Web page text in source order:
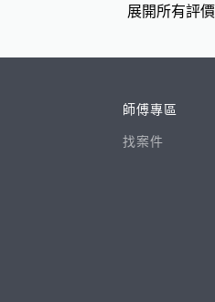
展開所有評價
師傅專區
找案件